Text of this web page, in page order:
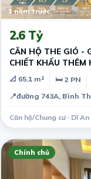
1 năm trước
2.6 Tỷ
CĂN HỘ THE GIÓ -
CHIẾT KHẤU THÊM
📐 65.1 m² 🛏 2 PN
📍đường 743A, Bình
Căn hộ/Chung cư · Dĩ An
Chính chủ